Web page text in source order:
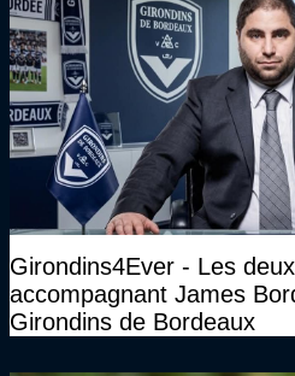
Girondins4Ever - Les
accompagnant James
Girondins de Bordeaux